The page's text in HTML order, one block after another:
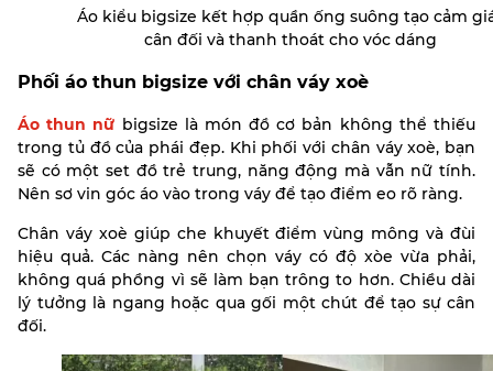
Áo kiểu bigsize kết hợp quần ống suông tạo cảm
cân đối và thanh thoát cho vóc dáng
Phối áo thun bigsize với chân váy xoè
Áo thun nữ bigsize là món đồ cơ bản không thể thiếu
trong tủ đồ của phái đẹp. Khi phối với chân váy xoè, bạn
sẽ có một set đồ trẻ trung, năng động mà vẫn nữ tính.
Nên sơ vin góc áo vào trong váy để tạo điểm eo rõ ràng.
Chân váy xoè giúp che khuyết điểm vùng mông và đùi
hiệu quả. Các nàng nên chọn váy có độ xòe vừa phải,
không quá phồng vì sẽ làm bạn trông to hơn. Chiều dài
lý tưởng là ngang hoặc qua gối một chút để tạo sự cân
đối.